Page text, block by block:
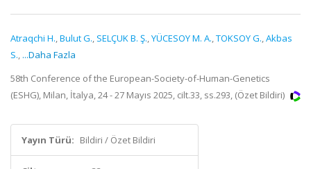
Atraqchi H.,Bulut G., SELÇUK B. Ş.,YÜCESOY M. A.,TOKSOY G.,Akbas
S., ...Daha Fazla
58th Conference of the European-Society-of-Human-Genetics
(ESHG), Milan, İtalya, 24 - 27 Mayıs 2025, cilt.33, ss.293, (Özet Bildiri)
Yayın Türü: Bildiri / Özet Bildiri